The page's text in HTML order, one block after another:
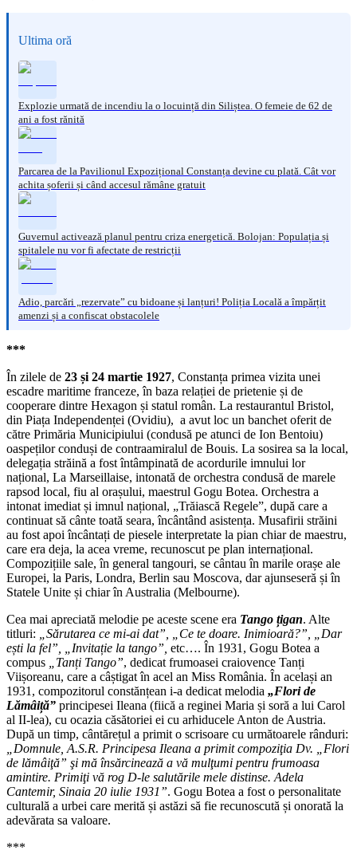
Ultima oră
Explozie urmată de incendiu la o locuință din Siliștea. O femeie de 62 de
ani a fost rănită
Parcarea de la Pavilionul Expozițional Constanța devine cu plată. Cât vor
achita șoferii și când accesul rămâne gratuit
Guvernul activează planul pentru criza energetică. Bolojan: Populația și
spitalele nu vor fi afectate de restricții
Adio, parcări „rezervate” cu bidoane și lanțuri! Poliția Locală a împărțit
amenzi și a confiscat obstacolele
***
În zilele de 23 și 24 martie 1927, Constanța primea vizita unei
escadre maritime franceze, în baza relației de prietenie și de
cooperare dintre Hexagon și statul român. La restaurantul Bristol,
din Piața Independenței (Ovidiu), a avut loc un banchet oferit de
către Primăria Municipiului (condusă pe atunci de Ion Bentoiu)
oaspeților conduși de contraamiralul de Bouis. La sosirea sa la local,
delegația străină a fost întâmpinată de acordurile imnului lor
național, La Marseillaise, intonată de orchestra condusă de marele
rapsod local, fiu al orașului, maestrul Gogu Botea. Orchestra a
intonat imediat și imnul național, „Trăiască Regele”, după care a
continuat să cânte toată seara, încântând asistența. Musafirii străini
au fost apoi încântați de piesele interpretate la pian chiar de maestru,
care era deja, la acea vreme, recunoscut pe plan internațional.
Compozițiile sale, în general tangouri, se cântau în marile orașe ale
Europei, la Paris, Londra, Berlin sau Moscova, dar ajunseseră și în
Statele Unite și chiar în Australia (Melbourne).
Cea mai apreciată melodie pe aceste scene era Tango țigan. Alte
titluri:
„Sărutarea ce mi-ai dat”, „Ce te doare. Inimioară?”, „Dar
ești la fel”, „Invitație la tango”, etc…. În 1931, Gogu Botea a
compus
„Tanți Tango”, dedicat frumoasei craiovence Tanți
Viișoreanu, care a câștigat în acel an Miss România. În același an
1931, compozitorul constănțean i-a dedicat melodia „Flori de
Lămâiță” principesei Ileana (fiică a reginei Maria și soră a lui Carol
al II-lea), cu ocazia căsătoriei ei cu arhiducele Anton de Austria.
După un timp, cântărețul a primit o scrisoare cu următoarele rânduri:
„Domnule, A.S.R. Principesa Ileana a primit compoziţia Dv. „Flori
de lămâiţă” şi mă însărcinează a vă mulţumi pentru frumoasa
amintire. Primiţi vă rog D-le salutările mele distinse. Adela
Cantemir, Sinaia 20 iulie 1931”. Gogu Botea a fost o personalitate
culturală a urbei care merită și astăzi să fie recunoscută și onorată la
adevărata sa valoare.
***